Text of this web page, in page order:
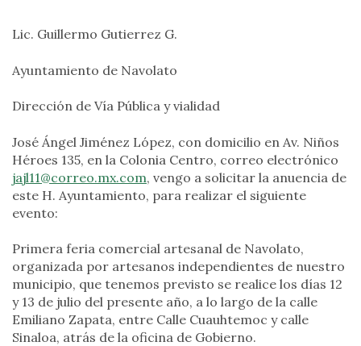
Lic. Guillermo Gutierrez G.
Ayuntamiento de Navolato
Dirección de Vía Pública y vialidad
José Ángel Jiménez López, con domicilio en Av. Niños
Héroes 135, en la Colonia Centro, correo electrónico
jajl11@correo.mx.com, vengo a solicitar la anuencia de
este H. Ayuntamiento, para realizar el siguiente
evento:
Primera feria comercial artesanal de Navolato,
organizada por artesanos independientes de nuestro
municipio, que tenemos previsto se realice los días 12
y 13 de julio del presente año, a lo largo de la calle
Emiliano Zapata, entre Calle Cuauhtemoc y calle
Sinaloa, atrás de la oficina de Gobierno.